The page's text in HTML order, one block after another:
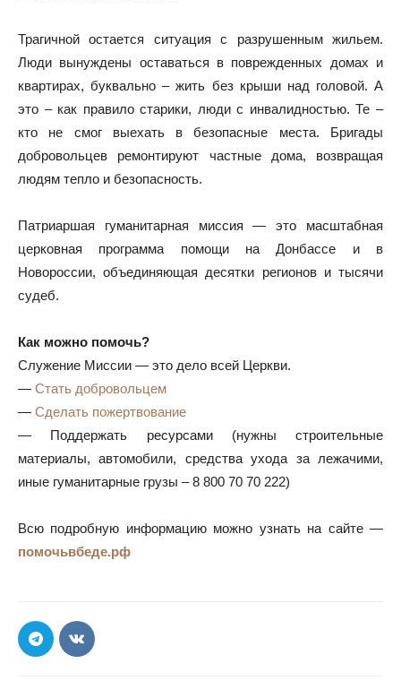
Трагичной остается ситуация с разрушенным жильем.
Люди вынуждены оставаться в поврежденных домах и
квартирах, буквально – жить без крыши над головой. А
это – как правило старики, люди с инвалидностью. Те –
кто не смог выехать в безопасные места. Бригады
добровольцев ремонтируют частные дома, возвращая
людям тепло и безопасность.
Патриаршая гуманитарная миссия — это масштабная
церковная программа помощи на Донбассе и в
Новороссии, объединяющая десятки регионов и тысячи
судеб.
Как можно помочь?
Служение Миссии — это дело всей Церкви.
— Стать добровольцем
— Сделать пожертвование
— Поддержать ресурсами (нужны строительные
материалы, автомобили, средства ухода за лежачими,
иные гуманитарные грузы – 8 800 70 70 222)
Всю подробную информацию можно узнать на сайте —
помочьвбеде.рф